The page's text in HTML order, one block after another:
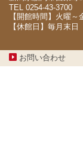
TEL 0254-43-3700
【開館時間】火曜
【休館日】毎月末
お問い合わせ